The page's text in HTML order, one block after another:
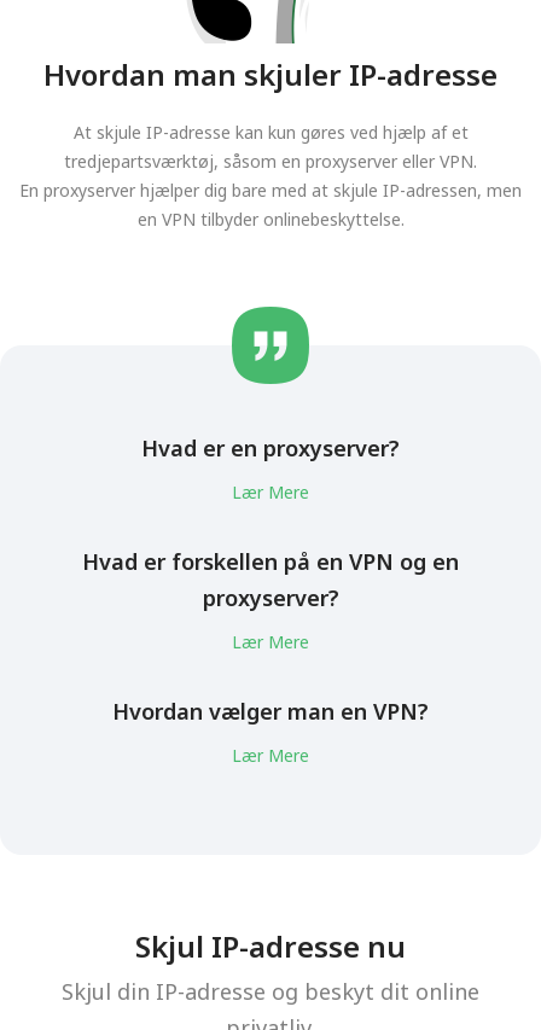
Hvordan man skjuler IP-adresse
At skjule IP-adresse kan kun gøres ved hjælp af et
tredjepartsværktøj, såsom en proxyserver eller VPN.
En proxyserver hjælper dig bare med at skjule IP-adressen, men
en VPN tilbyder onlinebeskyttelse.
Hvad er en proxyserver?
Lær Mere
Hvad er forskellen på en VPN og en
proxyserver?
Lær Mere
Hvordan vælger man en VPN?
Lær Mere
Skjul IP-adresse nu
Skjul din IP-adresse og beskyt dit online